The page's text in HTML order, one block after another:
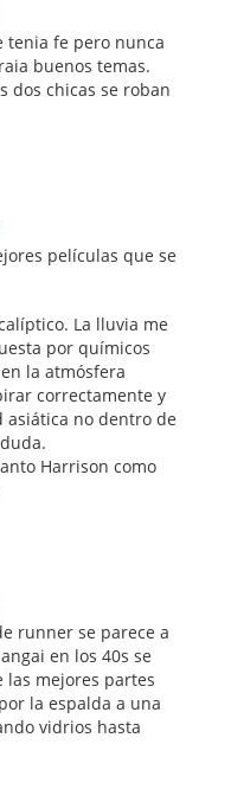
tenia fe pero nunca
buenos temas.
dos chicas se roban
películas que se
La lluvia me
por químicos
la atmósfera
correctamente y
no dentro de
Harrison como
runner se parece a
en los 40s se
mejores partes
la espalda a una
vidrios hasta